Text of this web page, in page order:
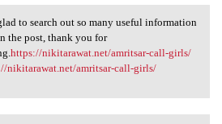
to search out so
to search out so many useful information
the post, thank you for
https://nikitarawat.net/amritsar-call-girls/
nikitarawat.net/amritsar-call-girls/